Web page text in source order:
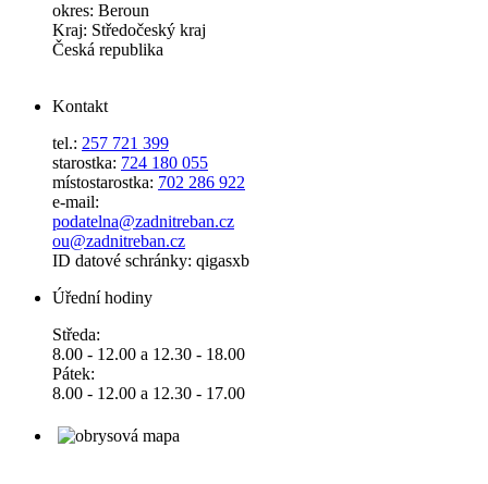
okres: Beroun
Kraj: Středočeský kraj
Česká republika
Kontakt
tel.: 257 721 399
starostka: 724 180 055
místostarostka: 702 286 922
e-mail:
podatelna@zadnitreban.cz
ou@zadnitreban.cz
ID datové schránky: qigasxb
Úřední hodiny
Středa:
8.00 - 12.00 a 12.30 - 18.00
Pátek:
8.00 - 12.00 a 12.30 - 17.00